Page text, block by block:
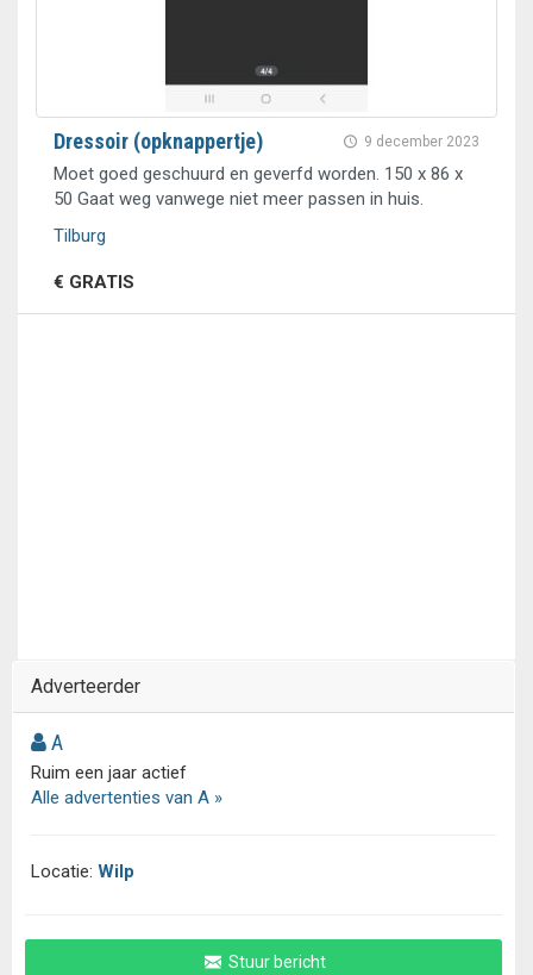
9 december 2023
Dressoir (opknappertje)
Moet goed geschuurd en geverfd worden. 150 x 86 x
50 Gaat weg vanwege niet meer passen in huis.
Tilburg
€ GRATIS
Adverteerder
A
Ruim een jaar actief
Alle advertenties van A »
Locatie: Wilp
Stuur bericht